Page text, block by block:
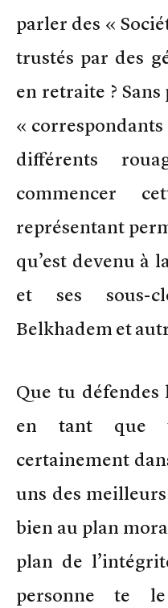
parler des «
trustés par des
en retraite ?
« correspondants
différents
commencer
représentant
qu’est devenu à
et ses sous-
Belkhadem et
Que tu
en tant que
certainement
uns des
bien au plan
plan de
personne te